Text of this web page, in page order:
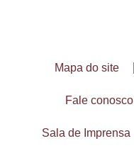
Mapa do site
Fale conosco
Sala de Imprensa